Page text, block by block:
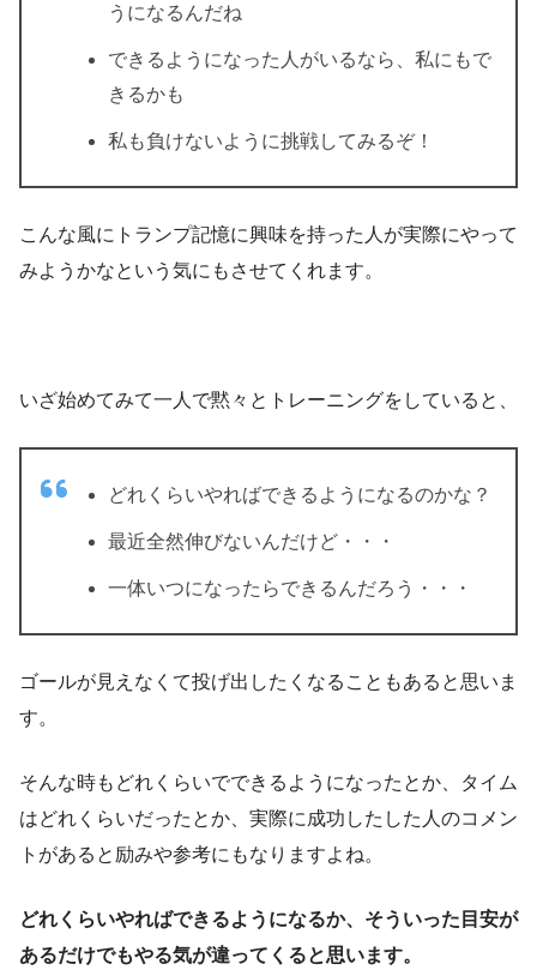
うになるんだね
できるようになった人がいるなら、私にもで
きるかも
私も負けないように挑戦してみるぞ！
こんな風にトランプ記憶に興味を持った人が実際にやって
みようかなという気にもさせてくれます。
いざ始めてみて一人で黙々とトレーニングをしていると、
どれくらいやればできるようになるのかな？
最近全然伸びないんだけど・・・
一体いつになったらできるんだろう・・・
ゴールが見えなくて投げ出したくなることもあると思いま
す。
そんな時もどれくらいでできるようになったとか、タイム
はどれくらいだったとか、実際に成功したした人のコメン
トがあると励みや参考にもなりますよね。
どれくらいやればできるようになるか、そういった目安が
あるだけでもやる気が違ってくると思います。